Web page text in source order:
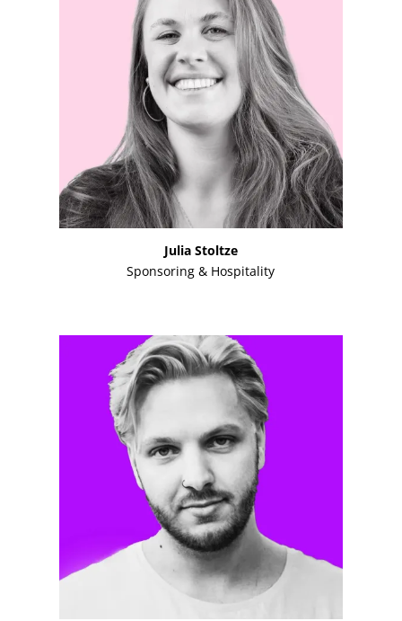
Julia Stoltze
Sponsoring & Hospitality